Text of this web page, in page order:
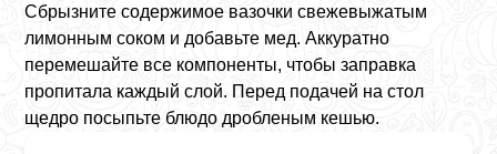
Сбрызните содержимое вазочки свежевыжатым
лимонным соком и добавьте мед. Аккуратно
перемешайте все компоненты, чтобы заправка
пропитала каждый слой. Перед подачей на стол
щедро посыпьте блюдо дробленым кешью.